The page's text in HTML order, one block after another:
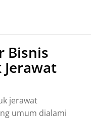
Bisnis
umum dialami